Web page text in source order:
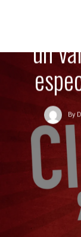
un
By